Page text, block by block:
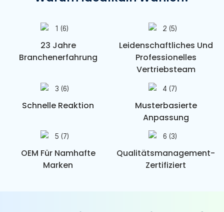
23 Jahre
Branchenerfahrung
Leidenschaftliches Und
Professionelles
Vertriebsteam
Schnelle Reaktion
Musterbasierte
Anpassung
OEM Für Namhafte
Marken
Qualitätsmanagement-
Zertifiziert